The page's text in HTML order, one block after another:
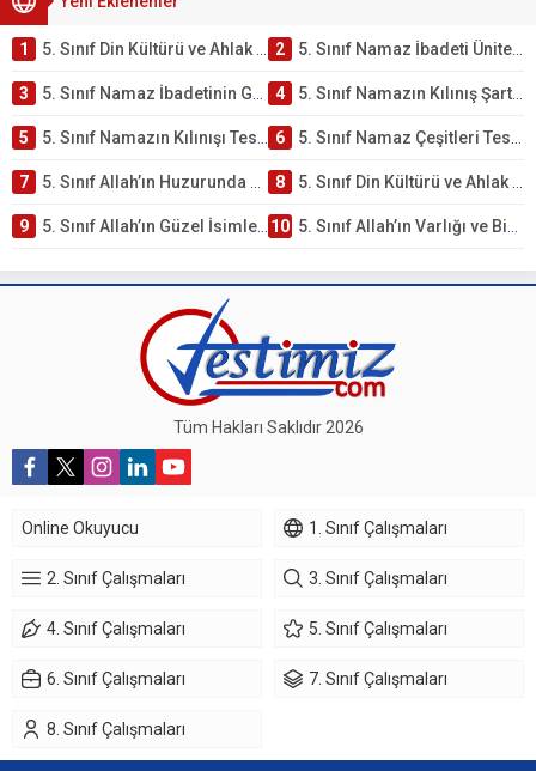
1 5. Sınıf Din Kültürü ve Ahlak Bilgisi 2. Ünite: Namaz İbadeti Çalışmaları 2 5. Sınıf Namaz İbadeti Ünite Testi – Online Çöz
3 5. Sınıf Namaz İbadetinin Getirdiği Faydalar Testi 4 5. Sınıf Namazın Kılınış Şartları Testi
5 5. Sınıf Namazın Kılınışı Testi – Online Çöz 6 5. Sınıf Namaz Çeşitleri Testi – Online Çöz
7 5. Sınıf Allah’ın Huzurunda Olmak – Namaz İbadeti Testi 8 5. Sınıf Din Kültürü ve Ahlak Bilgisi 1. Ünite: Allah İnancı Çalışmaları
9 5. Sınıf Allah’ın Güzel İsimleri Testi – Online Çöz 10 5. Sınıf Allah’ın Varlığı ve Birliği Testi – Online Çöz
Tüm Hakları Saklıdır 2026
Online Okuyucu 1. Sınıf Çalışmaları
2. Sınıf Çalışmaları 3. Sınıf Çalışmaları
4. Sınıf Çalışmaları 5. Sınıf Çalışmaları
6. Sınıf Çalışmaları 7. Sınıf Çalışmaları
8. Sınıf Çalışmaları